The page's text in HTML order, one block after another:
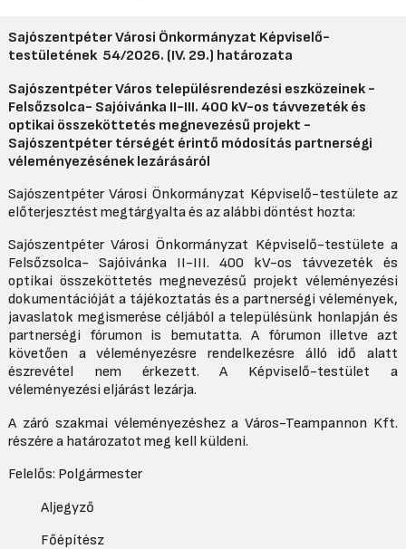
Sajószentpéter Városi Önkormányzat Képviselő-
testületének 54/2026. (IV. 29.) határozata
Sajószentpéter Város településrendezési eszközeinek -
Felsőzsolca- Sajóivánka II-III. 400 kV-os távvezeték és
optikai összeköttetés megnevezésű projekt -
Sajószentpéter térségét érintő módosítás partnerségi
véleményezésének lezárásáról
Sajószentpéter Városi Önkormányzat Képviselő-testülete az
előterjesztést megtárgyalta és az alábbi döntést hozta:
Sajószentpéter Városi Önkormányzat Képviselő-testülete a
Felsőzsolca- Sajóivánka II-III. 400 kV-os távvezeték és
optikai összeköttetés megnevezésű projekt véleményezési
dokumentációját a tájékoztatás és a partnerségi vélemények,
javaslatok megismerése céljából a településünk honlapján és
partnerségi fórumon is bemutatta. A fórumon illetve azt
követően a véleményezésre rendelkezésre álló idő alatt
észrevétel nem érkezett. A Képviselő-testület a
véleményezési eljárást lezárja.
A záró szakmai véleményezéshez a Város-Teampannon Kft.
részére a határozatot meg kell küldeni.
Felelős: Polgármester
Aljegyző
Főépítész